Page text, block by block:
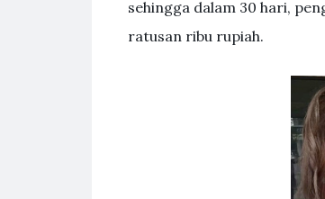
sehingga dalam 30 hari,
ratusan ribu rupiah.